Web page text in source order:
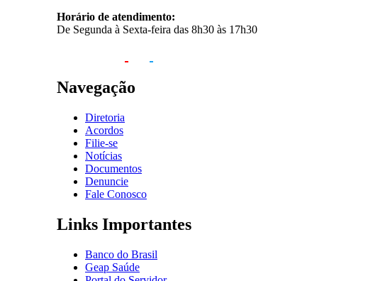
Horário de atendimento:
De Segunda à Sexta-feira das 8h30 às 17h30
Navegação
Diretoria
Acordos
Filie-se
Notícias
Documentos
Denuncie
Fale Conosco
Links Importantes
Banco do Brasil
Geap Saúde